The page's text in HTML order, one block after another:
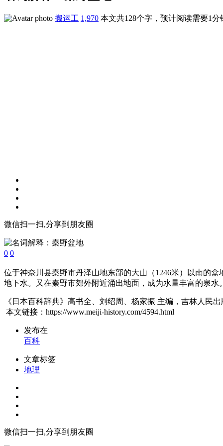
搬运工 1,970 本文共128个字，预计阅读需要1分
微信扫一扫,分享到朋友圈
0 0
位于神奈川县秦野市丹泽山地东部的大山（1246米）以南的
地下水。又在秦野市郊外附近涌出地面，成为水量丰富的泉
《日本百科辞典》高书全、刘绍周、杨家振 主编，吉林人民
本文链接：https://www.meiji-history.com/4594.html
发布在
百科
文章标签
地理
微信扫一扫,分享到朋友圈